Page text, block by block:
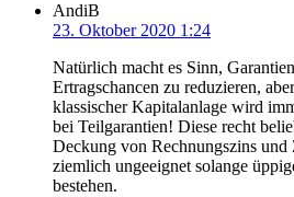
AndiB
23. Oktober 2020 1:24
Natürlich macht es Sinn,
Ertragschancen zu reduzieren,
klassischer Kapitalanlage wird
bei Teilgarantien! Diese recht
Deckung von Rechnungszins und
ziemlich ungeeignet solange
bestehen.